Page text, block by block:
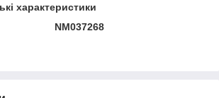
характеристики
NM037268